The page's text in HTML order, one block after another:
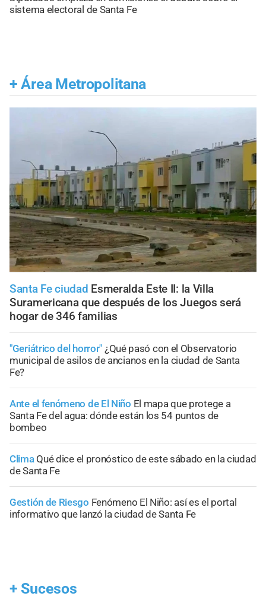
sistema electoral de Santa Fe
+ Área Metropolitana
Santa Fe ciudad Esmeralda Este II: la Villa
Suramericana que después de los Juegos será
hogar de 346 familias
"Geriátrico del horror" ¿Qué pasó con el Observatorio
municipal de asilos de ancianos en la ciudad de Santa
Fe?
Ante el fenómeno de El Niño El mapa que protege a
Santa Fe del agua: dónde están los 54 puntos de
bombeo
Clima Qué dice el pronóstico de este sábado en la ciudad
de Santa Fe
Gestión de Riesgo Fenómeno El Niño: así es el portal
informativo que lanzó la ciudad de Santa Fe
+ Sucesos